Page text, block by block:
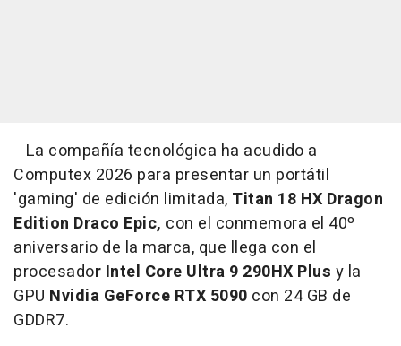
La compañía tecnológica ha acudido a
Computex 2026 para presentar un portátil
'gaming' de edición limitada, Titan 18 HX Dragon
Edition Draco Epic, con el conmemora el 40º
aniversario de la marca, que llega con el
procesador Intel Core Ultra 9 290HX Plus y la
GPU Nvidia GeForce RTX 5090 con 24 GB de
GDDR7.